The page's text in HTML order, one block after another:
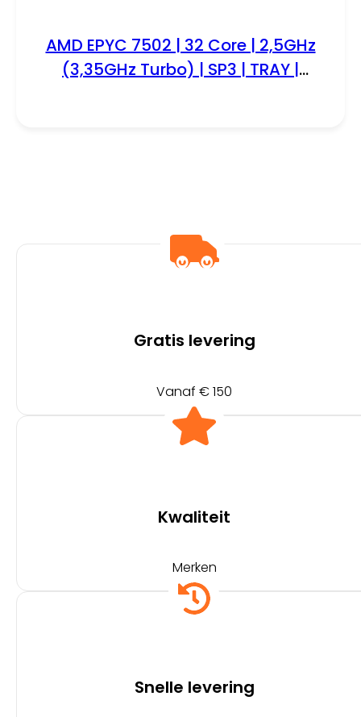
AMD EPYC 7502 | 32 Core | 2,5GHz
(3,35GHz Turbo) | SP3 | TRAY |
Gratis levering
Vanaf € 150
Kwaliteit
Merken
Snelle levering